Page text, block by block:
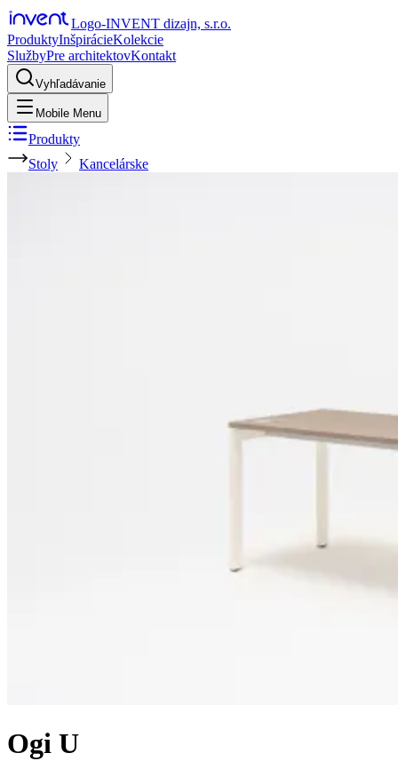
Logo-INVENT dizajn, s.r.o.
ProduktyInšpirácieKolekcie
SlužbyPre architektovKontakt
Vyhľadávanie
Mobile Menu
Produkty
Stoly
Kancelárske
Ogi U